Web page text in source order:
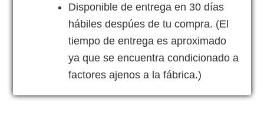
Disponible de entrega en 30 días
hábiles despúes de tu compra. (El
tiempo de entrega es aproximado
ya que se encuentra condicionado a
factores ajenos a la fábrica.)